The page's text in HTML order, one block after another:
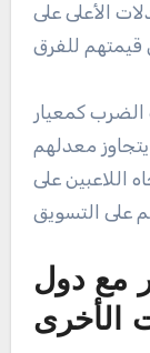
الأعلى على
الضرب كمعيار
معدلهم
اللاعبين على
مع دول
الأخرى